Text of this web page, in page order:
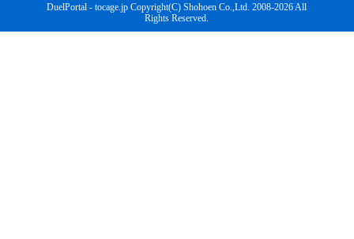
DuelPortal - tocage.jp Copyright(C) Shohoen Co.,Ltd. 2008-2026 All
Rights Reserved.